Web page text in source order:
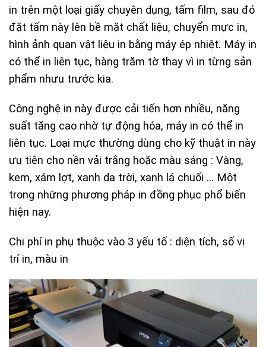
in trên một loại giấy chuyên dụng, tấm film, sau đó
đặt tấm này lên bề mặt chất liệu, chuyển mực in,
hình ảnh quan vật liệu in bằng máy ép nhiệt. Máy in
có thể in liên tục, hàng trăm tờ thay vì in từng sản
phẩm nhưu trước kia.
Công nghệ in này được cải tiến hơn nhiều, năng
suất tăng cao nhờ tự động hóa, máy in có thể in
liên tục. Loại mực thường dùng cho kỹ thuật in này
ưu tiên cho nền vải trắng hoặc màu sáng : Vàng,
kem, xám lợt, xanh da trời, xanh lá chuối … Một
trong những phương pháp in đồng phục phổ biến
hiện nay.
Chi phí in phụ thuộc vào 3 yếu tố : diện tích, số vị
trí in, màu in